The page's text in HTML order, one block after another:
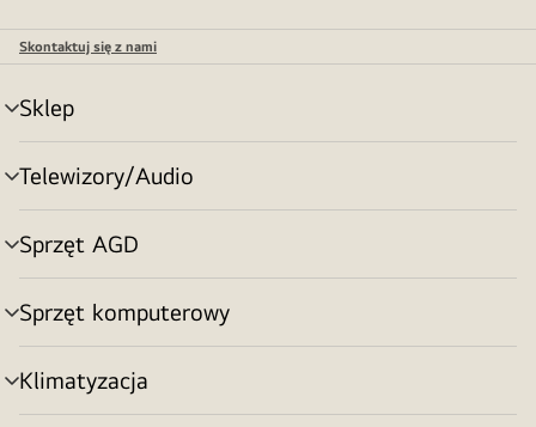
Skontaktuj się z nami
Sklep
Przełącznik
menu
Telewizory/Audio
Przełącznik
menu
Sprzęt AGD
Przełącznik
menu
Sprzęt komputerowy
Przełącznik
menu
Klimatyzacja
Przełącznik
menu